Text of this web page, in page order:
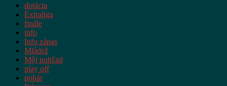
dotácia
Extraliga
finále
info
Info zápas
Mládež
Môj pohľad
play off
pohár